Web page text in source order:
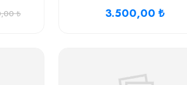
₺ 3.500,00 ₺